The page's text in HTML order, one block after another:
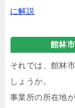
に解説
館林
それでは、館林
しょうか。
事業所の所在地